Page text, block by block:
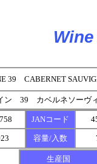
39 CABERNET
ン 39 カベルネソーヴ
JANコード
容量/入数
生産国